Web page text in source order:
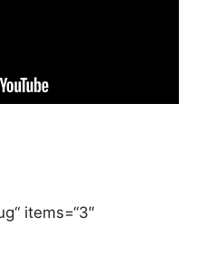
items=“3″